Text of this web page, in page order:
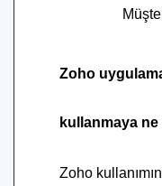
Zoho
kullanmaya ne
Zoho